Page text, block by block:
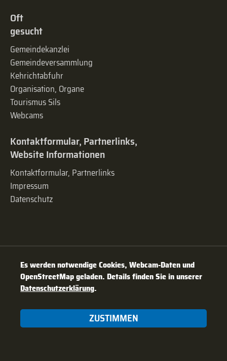
Oft
gesucht
Gemeindekanzlei
Gemeinde­versammlung
Kehrichtabfuhr
Organisation, Organe
Tourismus Sils
Webcams
Kontaktformular, Partnerlinks,
Website Informationen
Kontaktformular, Partnerlinks
Impressum
Datenschutz
Es werden notwendige Cookies, Webcam-Daten und
OpenStreetMap geladen. Details finden Sie in unserer
Datenschutzerklärung.
ZUSTIMMEN